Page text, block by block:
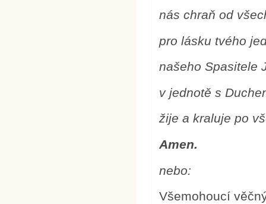
nás chraň od
pro lásku tvého
našeho Spasitele
v jednotě s
žije a kraluje po
Amen.
nebo:
Všemohoucí